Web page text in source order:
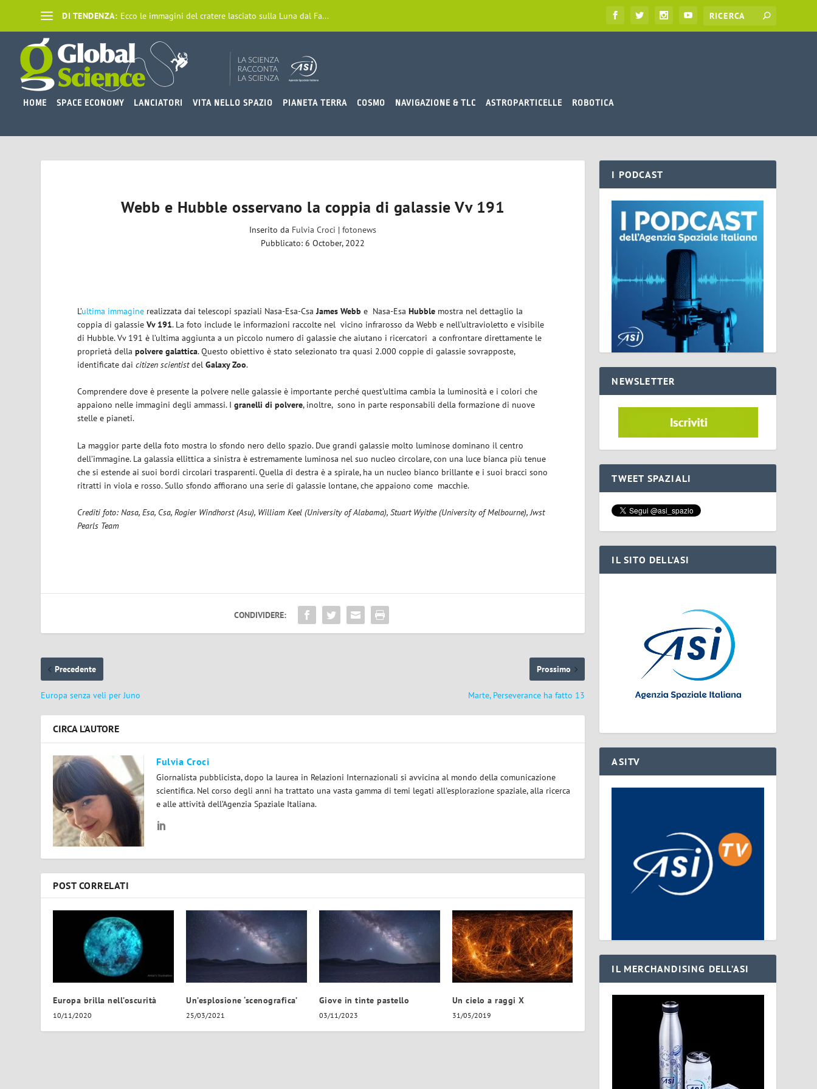
DI TENDENZA: Ecco le immagini del cratere lasciato sulla Luna dal Fa...
HOME SPACE ECONOMY LANCIATORI VITA NELLO SPAZIO PIANETA TERRA COSMO NAVIGAZIONE & TLC ASTROPARTICELLE ROBOTICA
Webb e Hubble osservano la coppia di galassie Vv 191
Inserito da Fulvia Croci |fotonews
Pubblicato: 6 October, 2022
L’ultima immagine realizzata dai telescopi spaziali Nasa-Esa-CsaJames Webb e Nasa-EsaHubble mostra nel dettaglio la
coppia di galassie Vv 191. La foto include le informazioni raccolte nel vicino infrarosso da Webb e nell’ultravioletto e visibile
di Hubble. Vv 191 è l’ultima aggiunta a un piccolo numero di galassie che aiutano i ricercatori a confrontare direttamente le
proprietà della polvere galattica. Questo obiettivo è stato selezionato tra quasi 2.000 coppie di galassie sovrapposte,
identificate dai citizen scientistdelGalaxy Zoo.
Comprendere dove è presente la polvere nelle galassie è importante perché quest’ultima cambia la luminosità e i colori che
appaiono nelle immagini degli ammassi. Igranelli di polvere, inoltre, sono in parte responsabili della formazione di nuove
stelle e pianeti.
La maggior parte della foto mostra lo sfondo nero dello spazio. Due grandi galassie molto luminose dominano il centro
dell’immagine. La galassia ellittica a sinistra è estremamente luminosa nel suo nucleo circolare, con una luce bianca più tenue
che si estende ai suoi bordi circolari trasparenti. Quella di destra è a spirale, ha un nucleo bianco brillante e i suoi bracci sono
ritratti in viola e rosso. Sullo sfondo affiorano una serie di galassie lontane, che appaiono come macchie.
Crediti foto: Nasa, Esa, Csa, Rogier Windhorst (Asu), William Keel (University of Alabama), Stuart Wyithe (University of Melbourne), Jwst
Pearls Team
CONDIVIDERE:
Precedente
Europa senza veli per Juno
Prossimo
Marte, Perseverance ha fatto 13
CIRCA L'AUTORE
Fulvia Croci
Giornalista pubblicista, dopo la laurea in Relazioni Internazionali si avvicina al mondo della comunicazione
scientifica. Nel corso degli anni ha trattato una vasta gamma di temi legati all'esplorazione spaziale, alla ricerca
e alle attività dell’Agenzia Spaziale Italiana.
POST CORRELATI
Europa brilla nell’oscurità
10/11/2020
Un’esplosione ‘scenografica’
25/03/2021
Giove in tinte pastello
03/11/2023
Un cielo a raggi X
31/05/2019
I PODCAST
NEWSLETTER
TWEET SPAZIALI
IL SITO DELL’ASI
ASITV
IL MERCHANDISING DELL’ASI